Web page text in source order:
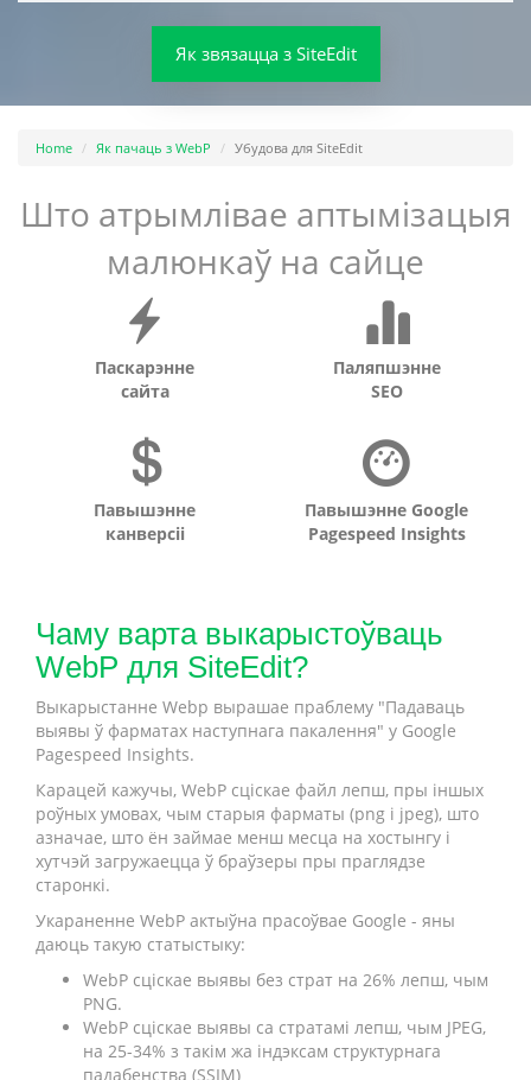
Як звязацца з SiteEdit
Home Як пачаць з WebP Убудова для SiteEdit
Што атрымлівае аптымізацыя
малюнкаў на сайце
Паскарэнне
сайта
Паляпшэнне
SEO
Павышэнне
канверсіі
Павышэнне Google
Pagespeed Insights
Чаму варта выкарыстоўваць
WebP для SiteEdit?
Выкарыстанне Webp вырашае праблему "Падаваць
выявы ў фарматах наступнага пакалення" у Google
Pagespeed Insights.
Карацей кажучы, WebP сціскае файл лепш, пры іншых
роўных умовах, чым старыя фарматы (png і jpeg), што
азначае, што ён займае менш месца на хостынгу і
хутчэй загружаецца ў браўзеры пры праглядзе
старонкі.
Укараненне WebP актыўна прасоўвае Google - яны
даюць такую статыстыку:
WebP сціскае выявы без страт на 26% лепш, чым
PNG.
WebP сціскае выявы са стратамі лепш, чым JPEG,
на 25-34% з такім жа індэксам структурнага
падабенства (SSIM)